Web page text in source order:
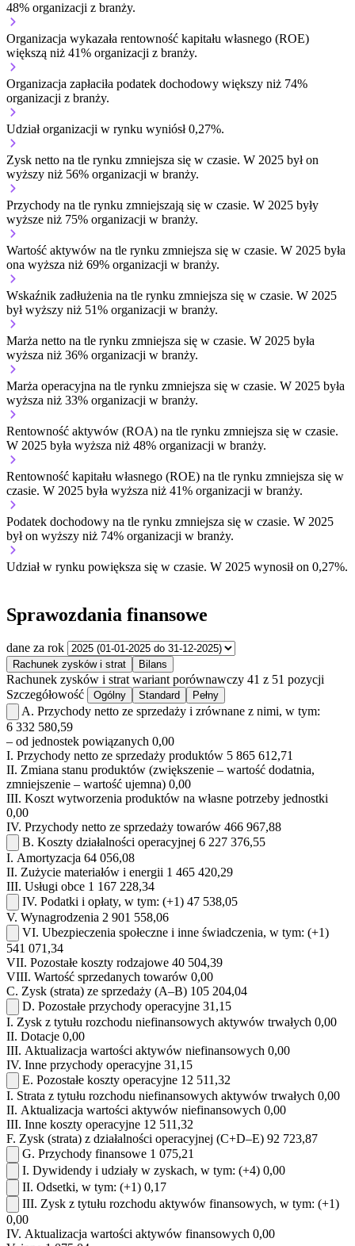
48% organizacji z branży.
Organizacja wykazała rentowność kapitału własnego (ROE)
większą niż 41% organizacji z branży.
Organizacja zapłaciła podatek dochodowy większy niż 74%
organizacji z branży.
Udział organizacji w rynku wyniósł 0,27%.
Zysk netto na tle rynku zmniejsza się w czasie. W 2025 był on
wyższy niż 56% organizacji w branży.
Przychody na tle rynku zmniejszają się w czasie. W 2025 były
wyższe niż 75% organizacji w branży.
Wartość aktywów na tle rynku zmniejsza się w czasie. W 2025 była
ona wyższa niż 69% organizacji w branży.
Wskaźnik zadłużenia na tle rynku zmniejsza się w czasie. W 2025
był wyższy niż 51% organizacji w branży.
Marża netto na tle rynku zmniejsza się w czasie. W 2025 była
wyższa niż 36% organizacji w branży.
Marża operacyjna na tle rynku zmniejsza się w czasie. W 2025 była
wyższa niż 33% organizacji w branży.
Rentowność aktywów (ROA) na tle rynku zmniejsza się w czasie.
W 2025 była wyższa niż 48% organizacji w branży.
Rentowność kapitału własnego (ROE) na tle rynku zmniejsza się w
czasie. W 2025 była wyższa niż 41% organizacji w branży.
Podatek dochodowy na tle rynku zmniejsza się w czasie. W 2025
był on wyższy niż 74% organizacji w branży.
Udział w rynku powiększa się w czasie. W 2025 wynosił on 0,27%.
Sprawozdania finansowe
dane za rok
Rachunek zysków i strat Bilans
Rachunek zysków i strat wariant porównawczy 41 z 51 pozycji
Szczegółowość
Ogólny Standard Pełny
A. Przychody netto ze sprzedaży i zrównane z nimi, w tym:
6 332 580,59
– od jednostek powiązanych 0,00
I. Przychody netto ze sprzedaży produktów 5 865 612,71
II. Zmiana stanu produktów (zwiększenie – wartość dodatnia,
zmniejszenie – wartość ujemna) 0,00
III. Koszt wytworzenia produktów na własne potrzeby jednostki
0,00
IV. Przychody netto ze sprzedaży towarów 466 967,88
B. Koszty działalności operacyjnej 6 227 376,55
I. Amortyzacja 64 056,08
II. Zużycie materiałów i energii 1 465 420,29
III. Usługi obce 1 167 228,34
IV. Podatki i opłaty, w tym: (+1) 47 538,05
V. Wynagrodzenia 2 901 558,06
VI. Ubezpieczenia społeczne i inne świadczenia, w tym: (+1)
541 071,34
VII. Pozostałe koszty rodzajowe 40 504,39
VIII. Wartość sprzedanych towarów 0,00
C. Zysk (strata) ze sprzedaży (A–B) 105 204,04
D. Pozostałe przychody operacyjne 31,15
I. Zysk z tytułu rozchodu niefinansowych aktywów trwałych 0,00
II. Dotacje 0,00
III. Aktualizacja wartości aktywów niefinansowych 0,00
IV. Inne przychody operacyjne 31,15
E. Pozostałe koszty operacyjne 12 511,32
I. Strata z tytułu rozchodu niefinansowych aktywów trwałych 0,00
II. Aktualizacja wartości aktywów niefinansowych 0,00
III. Inne koszty operacyjne 12 511,32
F. Zysk (strata) z działalności operacyjnej (C+D–E) 92 723,87
G. Przychody finansowe 1 075,21
I. Dywidendy i udziały w zyskach, w tym: (+4) 0,00
II. Odsetki, w tym: (+1) 0,17
III. Zysk z tytułu rozchodu aktywów finansowych, w tym: (+1)
0,00
IV. Aktualizacja wartości aktywów finansowych 0,00